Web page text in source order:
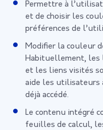
Permettre à
et de choisir les
préférences de
Modifier la couleur
Habituellement, les
et les liens visités
aide les utilisateurs
déjà accédé.
Le contenu intégré
feuilles de calcul,